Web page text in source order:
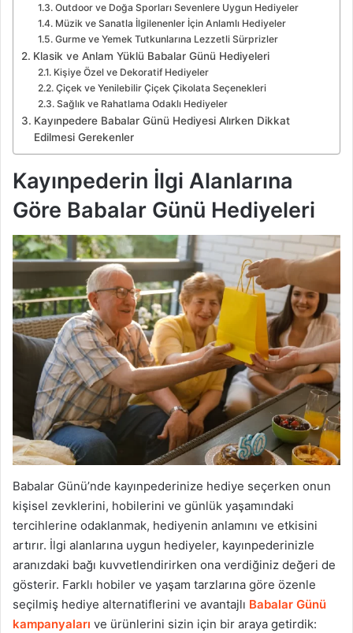
Outdoor ve Doğa Sporları Sevenlere Uygun Hediyeler
Müzik ve Sanatla İlgilenenler İçin Anlamlı Hediyeler
Gurme ve Yemek Tutkunlarına Lezzetli Sürprizler
Klasik ve Anlam Yüklü Babalar Günü Hediyeleri
Kişiye Özel ve Dekoratif Hediyeler
Çiçek ve Yenilebilir Çiçek Çikolata Seçenekleri
Sağlık ve Rahatlama Odaklı Hediyeler
Kayınpedere Babalar Günü Hediyesi Alırken Dikkat
Edilmesi Gerekenler
Kayınpederin İlgi Alanlarına
Göre Babalar Günü Hediyeleri
Babalar Günü’nde kayınpederinize hediye seçerken onun
kişisel zevklerini, hobilerini ve günlük yaşamındaki
tercihlerine odaklanmak, hediyenin anlamını ve etkisini
artırır. İlgi alanlarına uygun hediyeler, kayınpederinizle
aranızdaki bağı kuvvetlendirirken ona verdiğiniz değeri de
gösterir. Farklı hobiler ve yaşam tarzlarına göre özenle
seçilmiş hediye alternatiflerini ve avantajlı Babalar Günü
kampanyaları ve ürünlerini sizin için bir araya getirdik: